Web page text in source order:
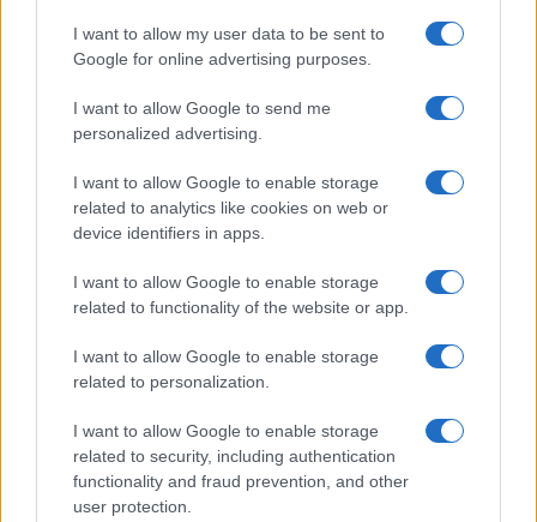
I want to allow my user data to be sent to
Google for online advertising purposes.
I want to allow Google to send me
personalized advertising.
I want to allow Google to enable storage
related to analytics like cookies on web or
device identifiers in apps.
I want to allow Google to enable storage
related to functionality of the website or app.
I want to allow Google to enable storage
related to personalization.
I want to allow Google to enable storage
related to security, including authentication
functionality and fraud prevention, and other
user protection.
sull’orlo del baratro mentre contro i Pro Pal, tutto
sommato, i media si sono limitati a dar loro un
Sarà forse che, dopo averli coccolati,
certa buona
stampaora si imbarazza un po’ a doverli
che è scesa in piazza in tante manifestazioni per la
Palestina al loro fianco, e non riesce proprio a
vedere come in tanti (troppi casi) certi cortei siano
trascesi nella violenza? Non sarà forse che
rimarcare oggi la natura violenta di quegli
ambienti significherebbe ammettere di non aver
mai provato davvero ad isolarli?